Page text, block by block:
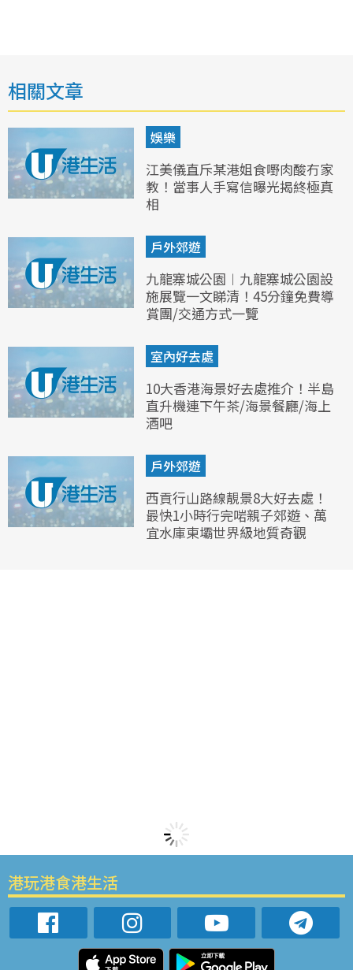
相關文章
娛樂
江美儀直斥某港姐食嘢肉酸冇家
教！當事人手寫信曝光揭終極真
相
戶外郊遊
九龍寨城公園︱九龍寨城公園設
施展覽一文睇清！45分鐘免費導
賞團/交通方式一覽
室內好去處
10大香港海景好去處推介！半島
直升機連下午茶/海景餐廳/海上
酒吧
戶外郊遊
西貢行山路線靚景8大好去處！
最快1小時行完啱親子郊遊、萬
宜水庫東壩世界級地質奇觀
港玩港食港生活